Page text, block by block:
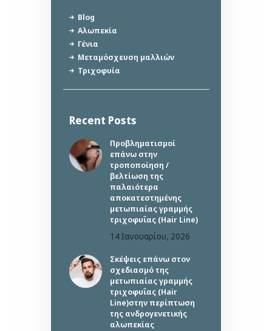
Blog
Αλωπεκία
Γένια
Μεταμόσχευση μαλλιών
Τριχοφυία
Recent Posts
Προβληματισμοί
επάνω στην
τροποποίηση /
βελτίωση της
παλαιότερα
αποκατεστημένης
μετωπιαίας γραμμής
τριχοφυΐας (Hair Line)
14 Ιανουαρίου, 2026
Σκέψεις επάνω στον
σχεδιασμό της
μετωπιαίας γραμμής
τριχοφυΐας (Hair
Line)στην περίπτωση
της ανδρογενετικής
αλωπεκίας